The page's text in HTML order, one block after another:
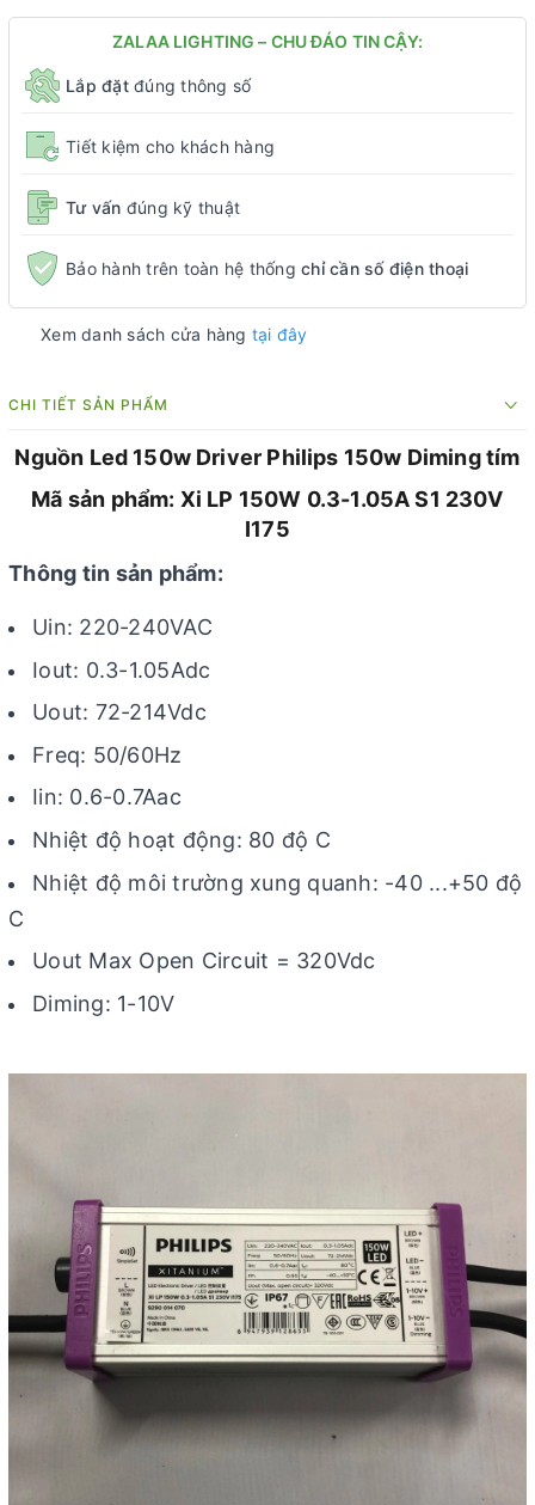
ZALAA LIGHTING – CHU ĐÁO TIN CẬY:
Lắp đặtđúng thông số
Tiết kiệm cho khách hàng
Tư vấn đúng kỹ thuật
Bảo hành trên toàn hệ thống chỉ cần số điện thoại
Xem danh sách cửa hàng tại đây
CHI TIẾT SẢN PHẨM
Nguồn Led 150w Driver Philips 150w Diming tím
Mã sản phẩm: Xi LP 150W 0.3-1.05A S1 230V
I175
Thông tin sản phẩm:
Uin: 220-240VAC
Iout: 0.3-1.05Adc
Uout: 72-214Vdc
Freq: 50/60Hz
Iin: 0.6-0.7Aac
Nhiệt độ hoạt động: 80 độ C
Nhiệt độ môi trường xung quanh: -40 ...+50 độ
C
Uout Max Open Circuit = 320Vdc
Diming: 1-10V